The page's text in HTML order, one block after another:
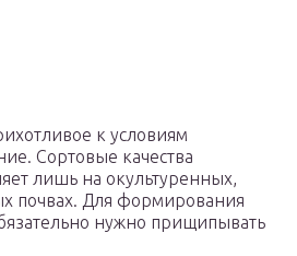
к условиям
Сортовые качества
лишь на окультуренных,
почвах. Для формирования
нужно прищипывать